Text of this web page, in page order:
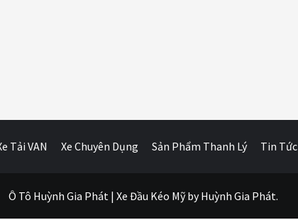
Tải VAN Xe Chuyên Dụng Sản Phẩm Thanh Lý Tin Tức
Ô Tô Huỳnh Gia Phát | Xe Đầu Kéo Mỹby Huỳnh Gia Phát.